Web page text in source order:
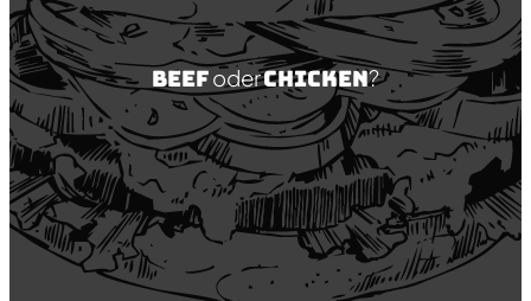
BeefoderChicken?